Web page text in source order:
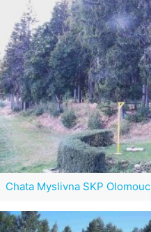
Chata Myslivna SKP Olomouc